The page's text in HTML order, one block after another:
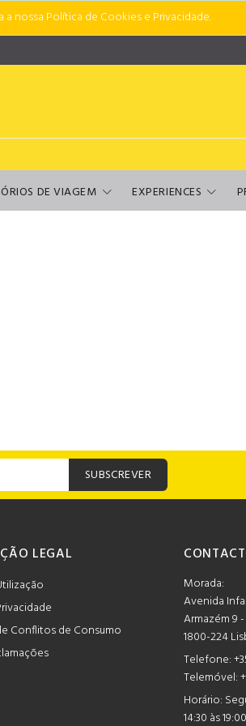
nossa Política de Cookies e Privacidade.
DE VIAGEM EXPERIENCES
SUBSCREVER
LEGAL
Conflitos de Consumo
Morada:
Avenida
Armazém 9 -
1800-224
Telefone:
Telemóvel:
Horário:
14:30 às 19:00